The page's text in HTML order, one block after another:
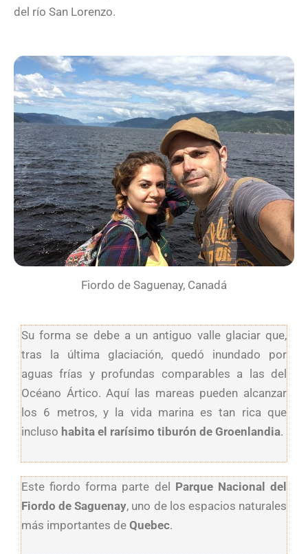
del río San Lorenzo.
Fiordo de Saguenay, Canadá
Su forma se debe a un antiguo valle glaciar que,
tras la última glaciación, quedó inundado por
aguas frías y profundas comparables a las del
Océano Ártico. Aquí las mareas pueden alcanzar
los 6 metros, y la vida marina es tan rica que
incluso habita el rarísimo tiburón de Groenlandia.
Este fiordo forma parte del Parque Nacional del
Fiordo de Saguenay, uno de los espacios naturales
más importantes de Quebec.